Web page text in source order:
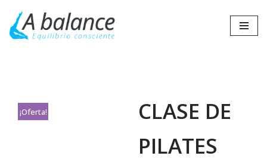
Saltar
¡Oferta!
CLASE DE
PILATES